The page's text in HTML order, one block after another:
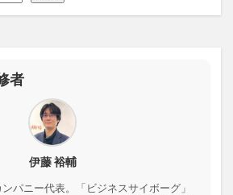
者
伊藤 裕輔
パニー代表。「ビジネスサイボーグ」